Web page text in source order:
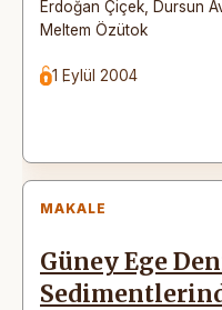
Erdoğan Çiçek Dursun
Meltem Özütok
1 Eylül 2004
MAKALE
Güney Ege